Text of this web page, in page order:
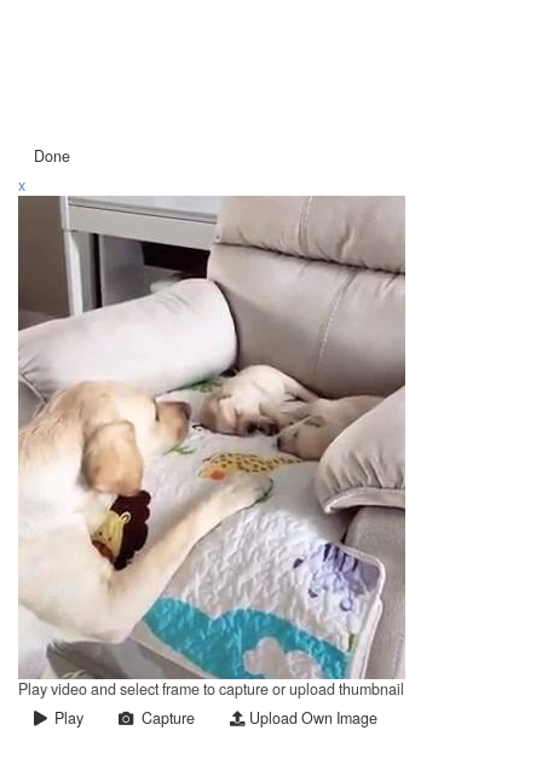
Done
x
Play video and select frame to capture or upload thumbnail
Play
Capture Upload Own Image